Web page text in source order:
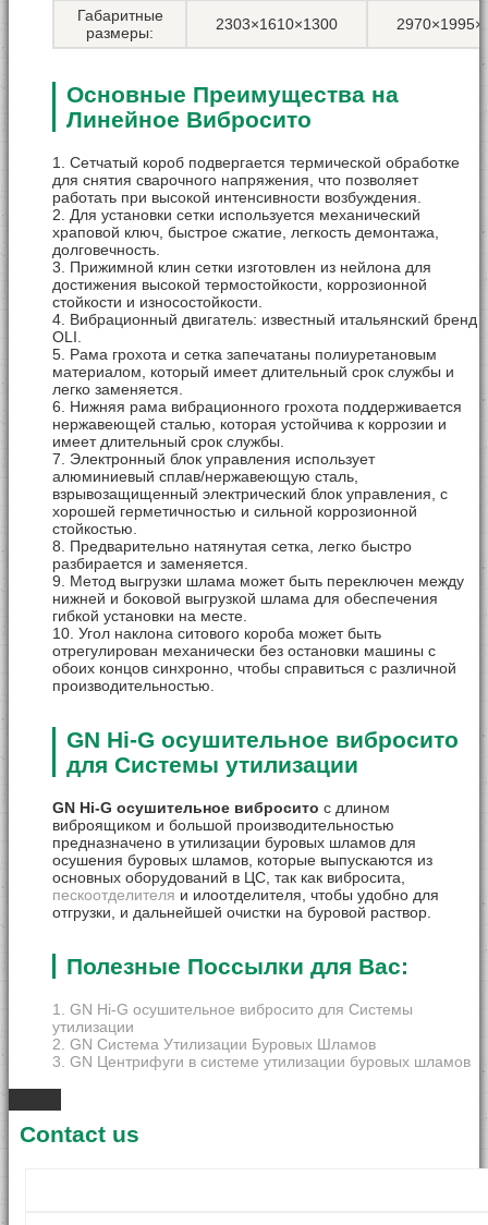
Габаритные
размеры:
2303×1610×1300
Основные Преимущества на
Линейное Вибросито
1. Сетчатый короб подвергается термической обработке
для снятия сварочного напряжения, что позволяет
работать при высокой интенсивности возбуждения.
2. Для установки сетки используется механический
храповой ключ, быстрое сжатие, легкость демонтажа,
долговечность.
3. Прижимной клин сетки изготовлен из нейлона для
достижения высокой термостойкости, коррозионной
стойкости и износостойкости.
4. Вибрационный двигатель: известный итальянский бренд
OLI.
5. Рама грохота и сетка запечатаны полиуретановым
материалом, который имеет длительный срок службы и
легко заменяется.
6. Нижняя рама вибрационного грохота поддерживается
нержавеющей сталью, которая устойчива к коррозии и
имеет длительный срок службы.
7. Электронный блок управления использует
алюминиевый сплав/нержавеющую сталь,
взрывозащищенный электрический блок управления, с
хорошей герметичностью и сильной коррозионной
стойкостью.
8. Предварительно натянутая сетка, легко быстро
разбирается и заменяется.
9. Метод выгрузки шлама может быть переключен между
нижней и боковой выгрузкой шлама для обеспечения
гибкой установки на месте.
10. Угол наклона ситового короба может быть
отрегулирован механически без остановки машины с
обоих концов синхронно, чтобы справиться с различной
производительностью.
GN Hi-G осушительное вибросито
для Системы утилизации
GN Hi-G осушительное вибросито с длином
виброящиком и большой производительностью
предназначено в утилизации буровых шламов для
осушения буровых шламов, которые выпускаются из
основных оборудований в ЦС, так как вибросита,
пескоотделителя и илоотделителя, чтобы удобно для
отгрузки, и дальнейшей очистки на буровой раствор.
Полезные Поссылки для Вас:
1. GN Hi-G осушительное вибросито для Системы
утилизации
2. GN Система Утилизации Буровых Шламов
3. GN Центрифуги в системе утилизации буровых шламов
Contact us